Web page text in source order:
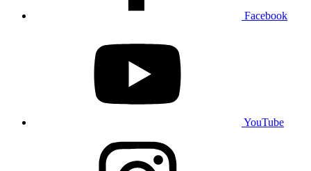
Facebook
YouTube